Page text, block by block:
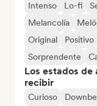
Intenso
Lo-fi
Melancolía
Original
Positivo
Sorprendente
Los estados de
recibir
Curioso